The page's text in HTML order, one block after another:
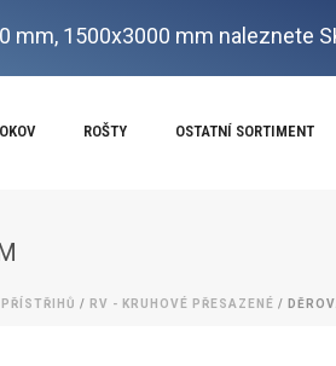
mm, 1500x3000 mm naleznete
ROŠTY OSTATNÍ SORTIMENT
/ RV - KRUHOVÉ PŘESAZENÉ /